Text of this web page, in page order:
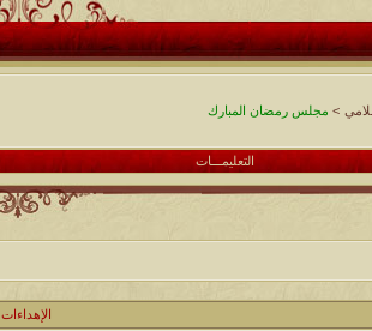
> مجلس رمضان المبارك
التعليمـــات
الإهداءات